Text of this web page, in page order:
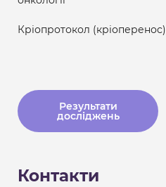
Кріопротокол (кріоперенос)
Результати
досліджень
Контакти